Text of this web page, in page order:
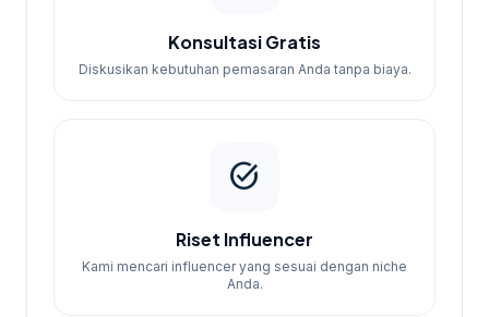
Konsultasi Gratis
Diskusikan kebutuhan pemasaran Anda tanpa biaya.
task_alt
Riset Influencer
Kami mencari influencer yang sesuai dengan niche
Anda.